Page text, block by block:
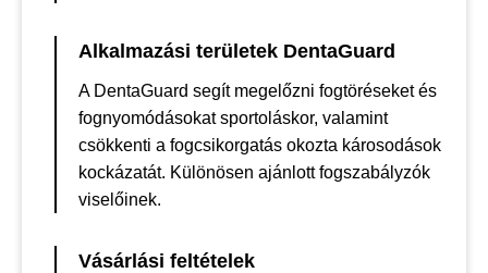
Alkalmazási területek DentaGuard
A DentaGuard segít megelőzni fogtöréseket és
fognyomódásokat sportoláskor, valamint
csökkenti a fogcsikorgatás okozta károsodások
kockázatát. Különösen ajánlott fogszabályzók
viselőinek.
Vásárlási feltételek